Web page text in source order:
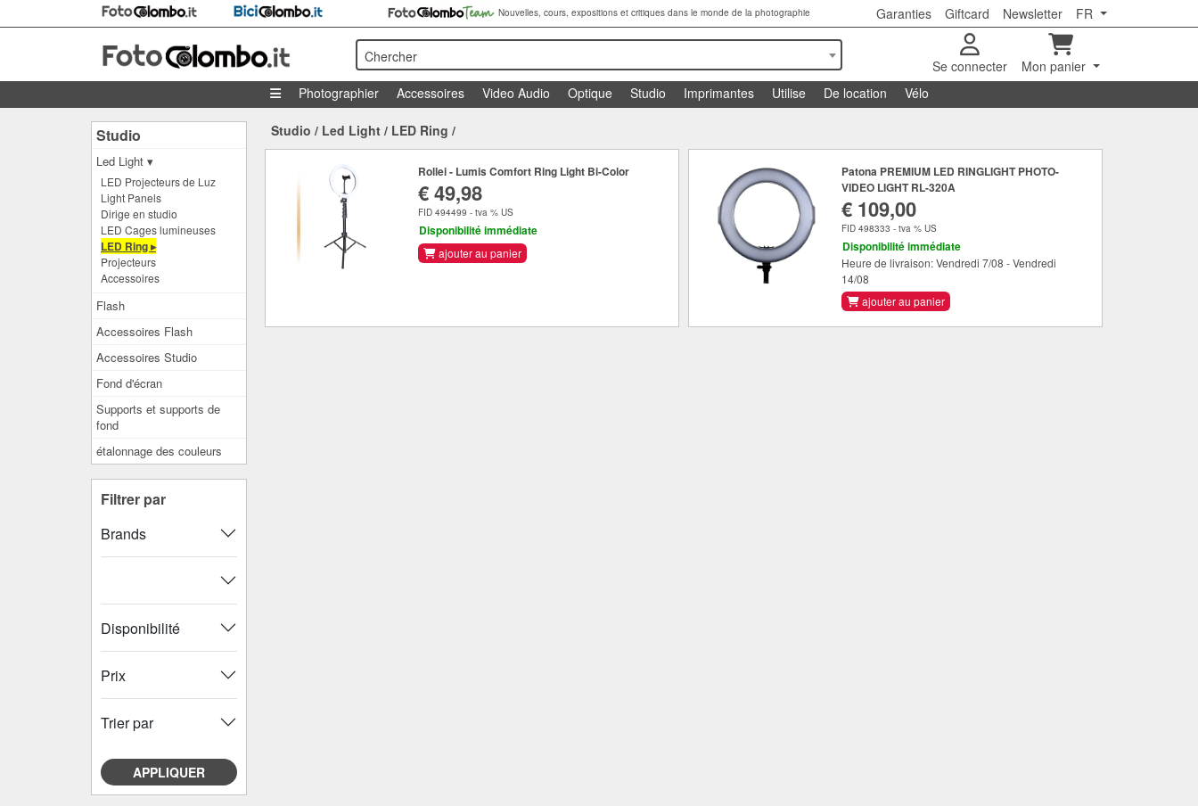
Nouvelles, cours, expositions et critiques dans le monde de la photographie Garanties Giftcard Newsletter FR
Chercher
Se connecter
Mon panier
Photographier
Accessoires Video Audio Optique Studio Imprimantes Utilise De location Vélo
Studio
Led Light ▾
LED Projecteurs de Luz
Light Panels
Dirige en studio
LED Cages lumineuses
LED Ring ▸
Projecteurs
Accessoires
Flash
Accessoires Flash
Accessoires Studio
Fond d'écran
Supports et supports de
fond
étalonnage des couleurs
Filtrer par
Brands
Disponibilité
Prix
Trier par
APPLIQUER
Studio / Led Light / LED Ring /
Rollei - Lumis Comfort Ring Light Bi-Color
€ 49,98
FID 494499 - tva % US
Disponibilité immédiate
ajouter au panier
Patona PREMIUM LED RINGLIGHT PHOTO-
VIDEO LIGHT RL-320A
€ 109,00
FID 498333 - tva % US
Disponibilité immédiate
Heure de livraison: Vendredi 7/08 - Vendredi
14/08
ajouter au panier